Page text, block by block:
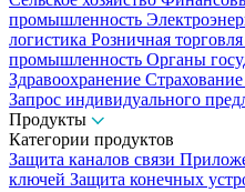
промышленность
логистика Розничная торговля
промышленность Органы
Здравоохранение Страхование
Запрос индивидуального
Продукты
Категории продуктов
Защита каналов связи
ключей Защита конечных